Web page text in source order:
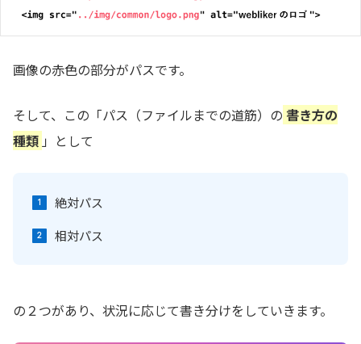
画像の赤色の部分がパスです。
そして、この「パス（ファイルまでの道筋）の 書き方の
種類 」として
絶対パス
相対パス
の２つがあり、状況に応じて書き分けをしていきます。